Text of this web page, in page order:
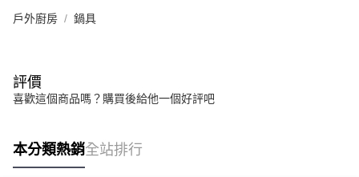
戶外廚房 鍋具
評價
喜歡這個商品嗎？購買後給他一個好評吧
本分類熱銷全站排行